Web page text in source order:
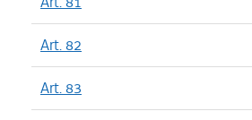
Art. 82
Art. 83